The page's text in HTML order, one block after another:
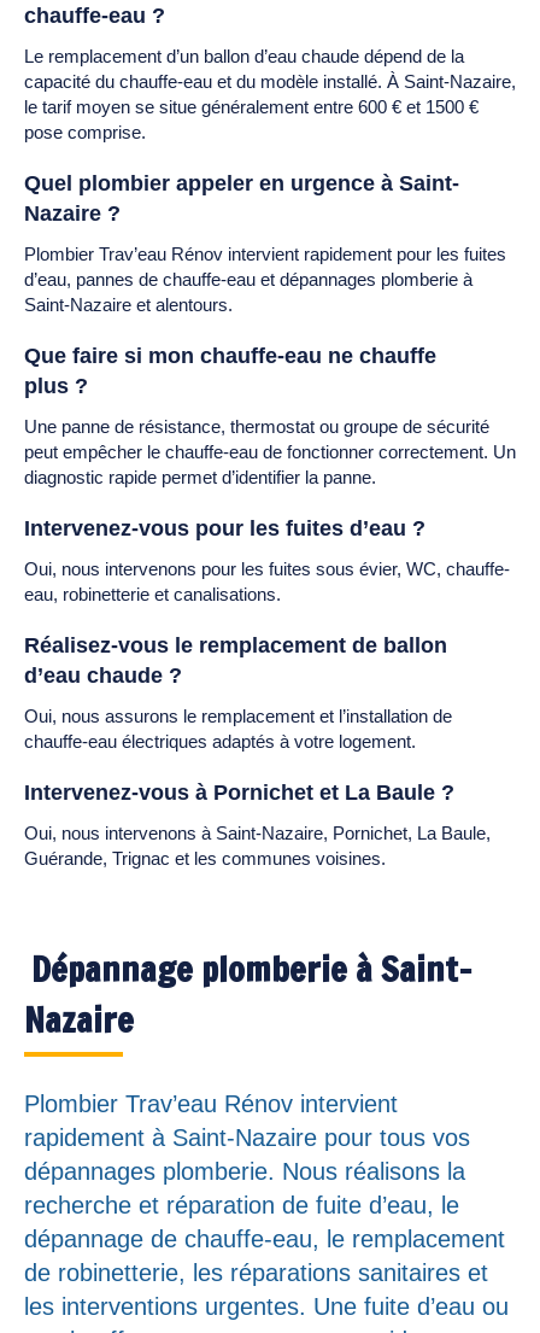
chauffe-eau ?
Le remplacement d’un ballon d’eau chaude dépend de la
capacité du chauffe-eau et du modèle installé. À Saint-Nazaire,
le tarif moyen se situe généralement entre 600 € et 1500 €
pose comprise.
Quel plombier appeler en urgence à Saint-
Nazaire ?
Plombier Trav’eau Rénov intervient rapidement pour les fuites
d’eau, pannes de chauffe-eau et dépannages plomberie à
Saint-Nazaire et alentours.
Que faire si mon chauffe-eau ne chauffe
plus ?
Une panne de résistance, thermostat ou groupe de sécurité
peut empêcher le chauffe-eau de fonctionner correctement. Un
diagnostic rapide permet d’identifier la panne.
Intervenez-vous pour les fuites d’eau ?
Oui, nous intervenons pour les fuites sous évier, WC, chauffe-
eau, robinetterie et canalisations.
Réalisez-vous le remplacement de ballon
d’eau chaude ?
Oui, nous assurons le remplacement et l’installation de
chauffe-eau électriques adaptés à votre logement.
Intervenez-vous à Pornichet et La Baule ?
Oui, nous intervenons à Saint-Nazaire, Pornichet, La Baule,
Guérande, Trignac et les communes voisines.
Dépannage plomberie à Saint-
Nazaire
Plombier Trav’eau Rénov intervient
rapidement à Saint-Nazaire pour tous vos
dépannages plomberie. Nous réalisons la
recherche et réparation de fuite d’eau, le
dépannage de chauffe-eau, le remplacement
de robinetterie, les réparations sanitaires et
les interventions urgentes. Une fuite d’eau ou